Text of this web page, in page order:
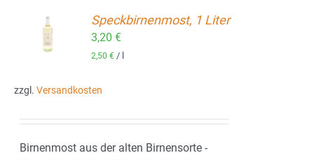
Speckbirnenmost, 1 Liter
3,20€
2,50€ /
zzgl. Versandkosten
Birnenmost aus der alten Birnensorte -